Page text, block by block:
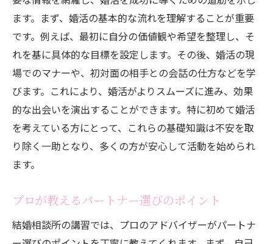
事前に知っておくと役立つ婚活マナー
結婚相談所での講習のスケジュール例
結婚相談所での講習を受けると婚活が変わる！
講習を受けた後の変化を実感
自信を持って婚活に挑むためのステップ
講習が与える心理的効果
婚活への姿勢が変わる瞬間
効率的な婚活を実現する結婚相談所の講習の魅
力
ます。まず、婚活の基本的な流れを理解することが重要
です。例えば、最初に自分の価値観や希望を整理し、そ
れを基に具体的な目標を設定します。その後、婚活の現
場でのマナーや、初対面の相手との会話の仕方などを学
びます。これにより、婚活がよりスムーズに進み、効果
的な出会いを演出することができます。特に初めて婚活
を考えている方にとって、これらの基礎知識は不安を取
り除く一助となり、多くの方が安心して活動を始められ
ます。
プロが教えるパートナー選びのポイント
結婚相談所の講習では、プロのアドバイザーがパートナ